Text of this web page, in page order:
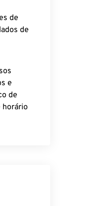
de
de
e
de
horário